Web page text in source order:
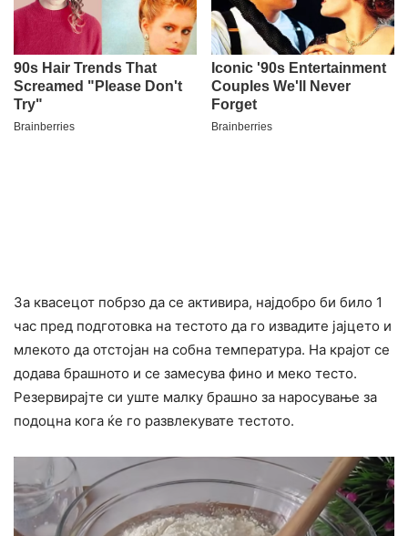
За квасецот побрзо да се активира, најдобро би било 1
час пред подготовка на тестото да го извадите јајцето и
млекото да отстојан на собна температура. На крајот се
додава брашното и се замесува фино и меко тесто.
Резервирајте си уште малку брашно за наросување за
подоцна кога ќе го развлекувате тестото.